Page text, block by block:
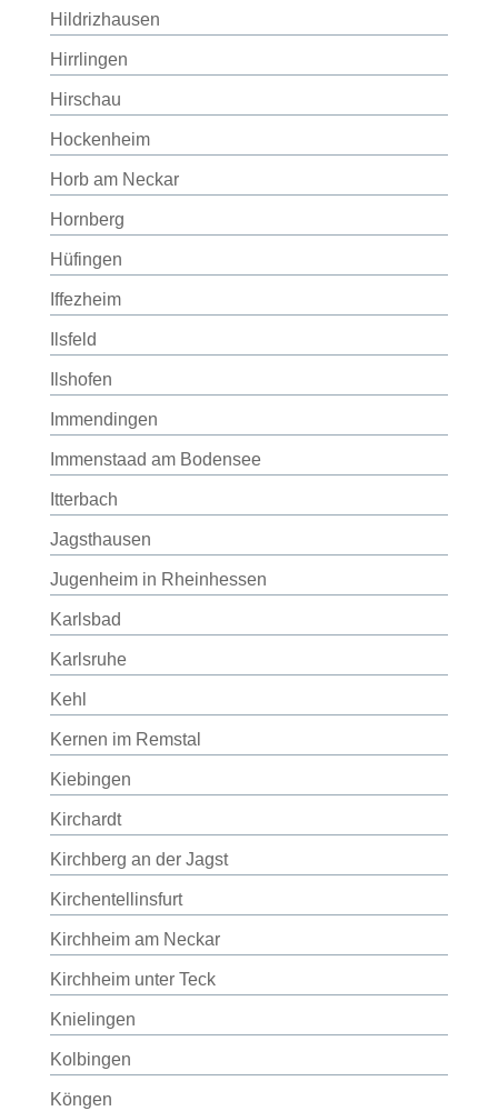
Hildrizhausen
Hirrlingen
Hirschau
Hockenheim
Horb am Neckar
Hornberg
Hüfingen
Iffezheim
Ilsfeld
Ilshofen
Immendingen
Immenstaad am Bodensee
Itterbach
Jagsthausen
Jugenheim in Rheinhessen
Karlsbad
Karlsruhe
Kehl
Kernen im Remstal
Kiebingen
Kirchardt
Kirchberg an der Jagst
Kirchentellinsfurt
Kirchheim am Neckar
Kirchheim unter Teck
Knielingen
Kolbingen
Köngen